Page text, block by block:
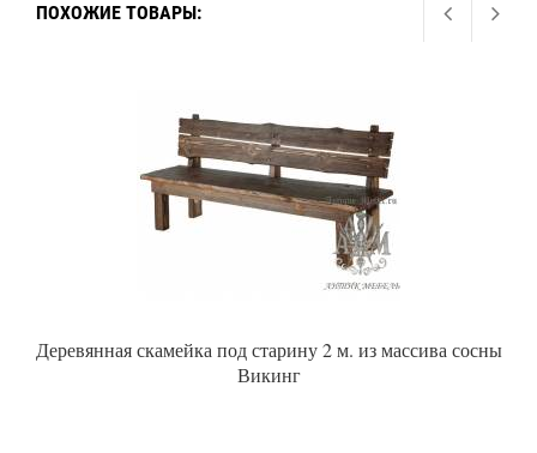
ПОХОЖИЕ ТОВАРЫ:
Деревянная скамейка под старину 2 м. из массива сосны
Викинг